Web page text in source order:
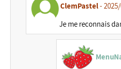
ClemPastel- 2025/
Je me reconnais